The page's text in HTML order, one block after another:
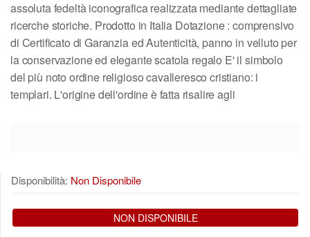
assoluta fedeltà iconografica realizzata mediante dettagliate
ricerche storiche. Prodotto in Italia Dotazione : comprensivo
di Certificato di Garanzia ed Autenticità, panno in velluto per
la conservazione ed elegante scatola regalo E' il simbolo
del più noto ordine religioso cavalleresco cristiano: i
templari. L'origine dell'ordine è fatta risalire agli
Disponibilità: Non Disponibile
NON DISPONIBILE